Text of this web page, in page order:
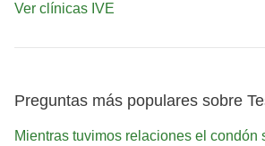
Ver clínicas IVE
Preguntas más populares sobre
Mientras tuvimos relaciones el condón